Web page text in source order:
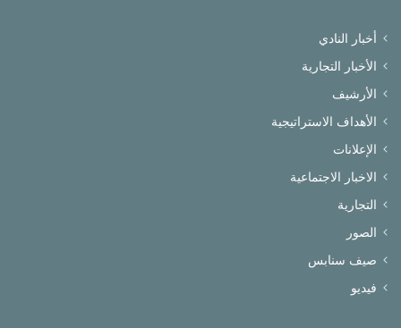
أخبار النادي
الأخبار التجارية
الأرشيف
الأهداف الاستراتيجية
الإعلانات
الاخبار الاجتماعية
التجارية
الصور
صيف سنابس
فيديو